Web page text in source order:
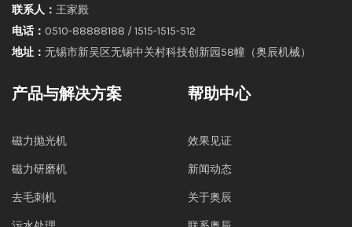
联系人： 王家殿
电话： 0510-88888188 / 1515-1515-512
地址： 无锡市新吴区无锡中关村科技创新园58幢（奥辰机械）
产品与解决方案
磁力抛光机
磁力研磨机
去毛刺机
帮助中心
效果见证
新闻动态
关于奥辰